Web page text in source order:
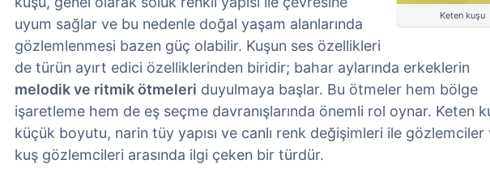
Keten kuşu
uyum sağlar ve bu nedenle doğal yaşam alanlarında
gözlemlenmesi bazen güç olabilir. Kuşun ses özellikleri
de türün ayırt edici özelliklerinden biridir; bahar aylarında erkeklerin
melodik ve ritmik ötmeleri duyulmaya başlar. Bu ötmeler hem bölge
işaretleme hem de eş seçme davranışlarında önemli rol oynar. Keten
küçük boyutu, narin tüy yapısı ve canlı renk değişimleri ile gözlemciler
kuş gözlemcileri arasında ilgi çeken bir türdür.